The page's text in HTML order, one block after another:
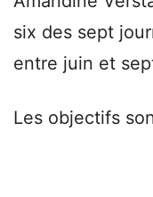
six des sept
entre juin et
Les objectifs